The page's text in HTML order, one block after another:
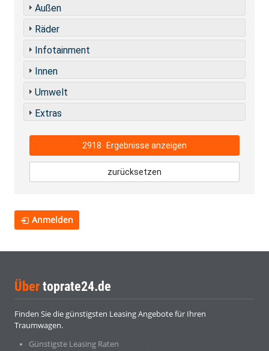
Außen
Räder
Infotainment
Innen
Umwelt
Extras
2918 Ergebnisse anzeigen
zurücksetzen
Anmelden
Über toprate24.de
Finden Sie die günstigsten Leasing Angebote für Ihren
Traumwagen.
Günstigste Leasing Raten